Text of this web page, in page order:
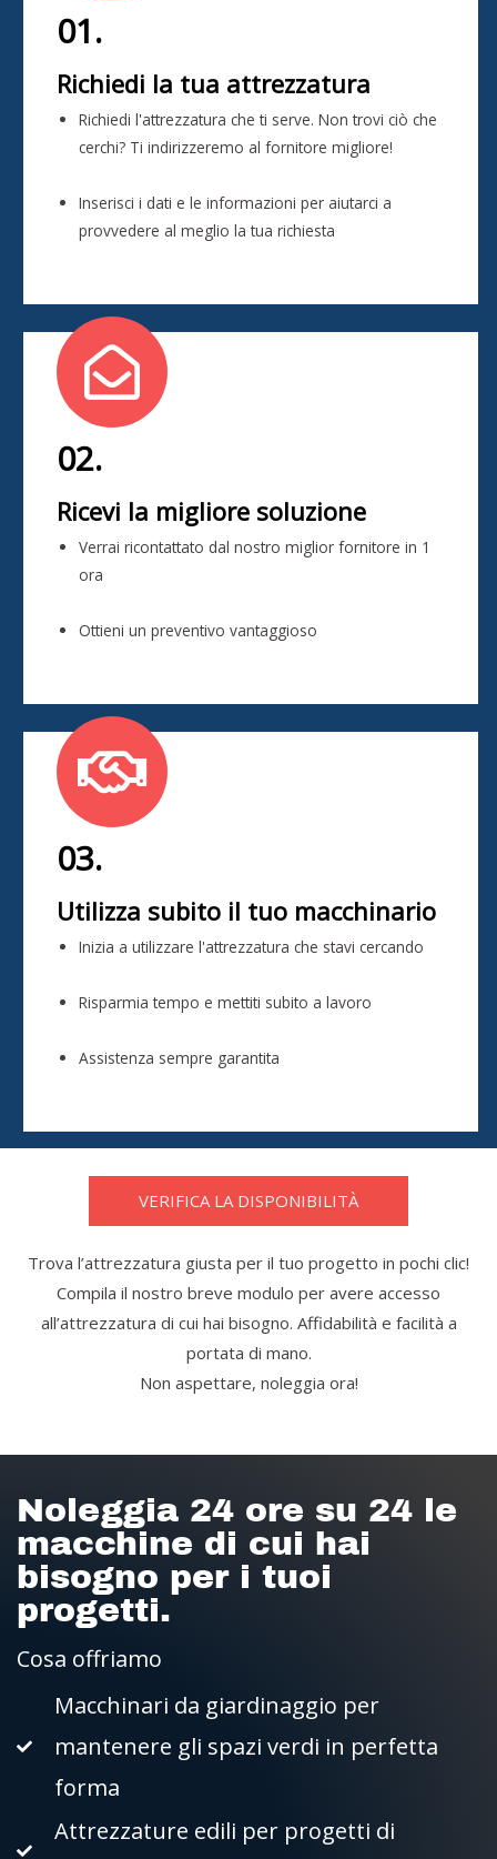
01.
Richiedi la tua attrezzatura
Richiedi l'attrezzatura che ti serve. Non trovi ciò che
cerchi? Ti indirizzeremo al fornitore migliore!
Inserisci i dati e le informazioni per aiutarci a
provvedere al meglio la tua richiesta
02.
Ricevi la migliore soluzione
Verrai ricontattato dal nostro miglior fornitore in 1
ora
Ottieni un preventivo vantaggioso
03.
Utilizza subito il tuo macchinario
Inizia a utilizzare l'attrezzatura che stavi cercando
Risparmia tempo e mettiti subito a lavoro
Assistenza sempre garantita
VERIFICA LA DISPONIBILITÀ
Trova l’attrezzatura giusta per il tuo progetto in pochi clic!
Compila il nostro breve modulo per avere accesso
all’attrezzatura di cui hai bisogno. Affidabilità e facilità a
portata di mano.
Non aspettare, noleggia ora!
Noleggia 24 ore su 24 le
macchine di cui hai
bisogno per i tuoi
progetti.
Cosa offriamo
Macchinari da giardinaggio per
mantenere gli spazi verdi in perfetta
forma
Attrezzature edili per progetti di